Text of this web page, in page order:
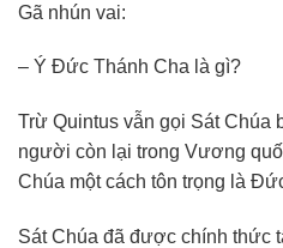
Gã nhún vai:
– Ý Đức Thánh Cha là gì?
Trừ Quintus vẫn gọi Sát Chúa
người còn lại trong Vương
Chúa một cách tôn trọng là
Sát Chúa đã được chính thức